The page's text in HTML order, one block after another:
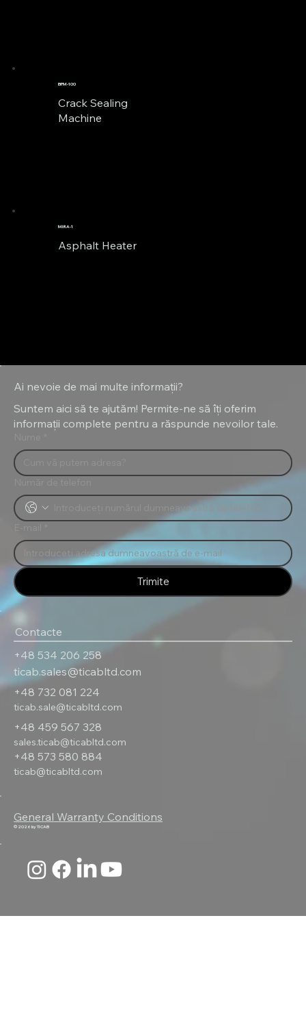
BPM-100
Crack Sealing
Machine
MIRA-1
Asphalt Heater
Contacte
+48 534 206 258
ticab.sales@ticabltd.com
+48 732 081 224
ticab.sale@ticabltd.com
+48 459 567 328
sales.ticab@ticabltd.com
+48 573 580 884
ticab@ticabltd.com
Ai nevoie de mai multe informații?
Suntem aici să te ajutăm! Permite-ne să îți oferim
informații complete pentru a răspunde nevoilor tale.
Trimite
General Warranty Conditions
© 2026 by TICAB